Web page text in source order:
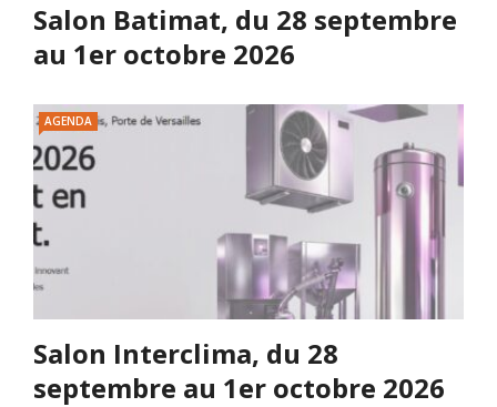
Salon Batimat, du 28 septembre
au 1er octobre 2026
AGENDA
Salon Interclima, du 28
septembre au 1er octobre 2026